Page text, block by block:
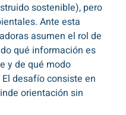
sostenible), pero
Ante esta
asumen el rol de
qué información es
y de qué modo
desafío consiste en
orientación sin